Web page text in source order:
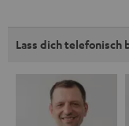
Lass dich telefonisch